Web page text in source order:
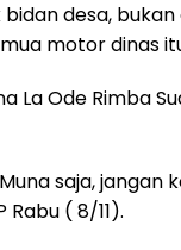
desa, bukan
motor dinas
Ode Rimba
saja, jangan
( 8/11).